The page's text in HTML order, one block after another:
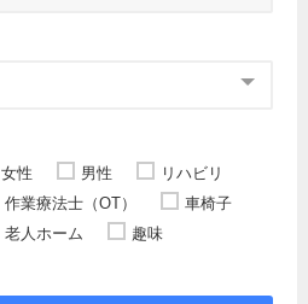
女性 男性
リハビリ
作業療法士（OT）
車椅子
老人ホーム
趣味